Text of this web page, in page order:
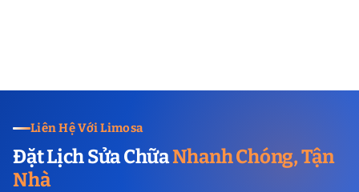
Liên Hệ Với Limosa
Đặt Lịch Sửa ChữaNhanh Chóng, Tận
Nhà